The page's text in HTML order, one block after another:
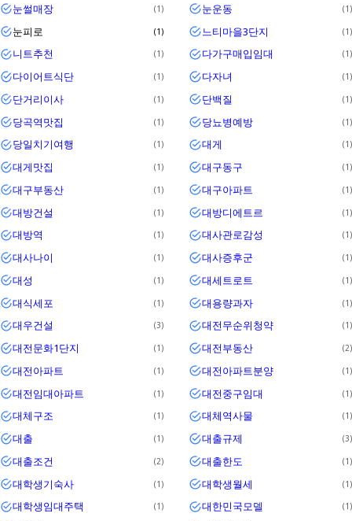
눈썰매장 1 눈운동 1
눈피로 1 느티마을3단지 1
니트추천 1 다가구매입임대 1
다이어트식단 1 다자녀 1
단거리이사 1 단백질 1
당곡역맛집 1 당뇨병예방 1
당일치기여행 1 대게 1
대게맛집 1 대구동구 1
대구부동산 1 대구아파트 1
대방건설 1 대방디에트르 1
대방역 1 대사관로감성 1
대사나이 1 대사증후군 1
대성 1 대세트로트 1
대식세포 1 대용량과자 1
대우건설 3 대전무순위청약 1
대전문화1단지 1 대전부동산 2
대전아파트 1 대전아파트분양 1
대전임대아파트 1 대전중구임대 1
대체구조 1 대체역사물 1
대출 1 대출규제 3
대출조건 2 대출한도 1
대학생기숙사 1 대학생월세 1
대학생임대주택 1 대한민국모델 1